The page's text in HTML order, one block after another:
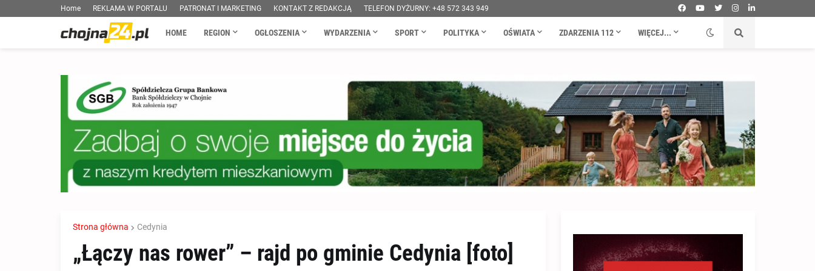
Home REKLAMA W PORTALU PATRONAT I MARKETING KONTAKT Z REDAKCJĄ TELEFON DYŻURNY: +48 572 343 949
HOME REGION OGŁOSZENIA WYDARZENIA SPORT POLITYKA OŚWIATA ZDARZENIA 112 WIĘCEJ...
Strona główna Cedynia
„Łączy nas rower” – rajd po gminie Cedynia [foto]